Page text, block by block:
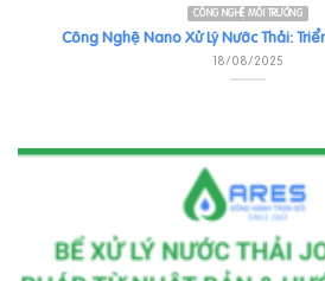
CÔNG NGHỆ MÔI TRƯỜNG
Công Nghệ Nano Xử Lý Nước Thải:
18/08/2025